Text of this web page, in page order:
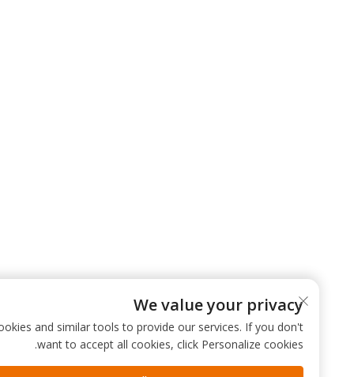
We value your privacy
use cookies and similar tools to provide our services. If you don't
want to accept all cookies, click Personalize cookies.